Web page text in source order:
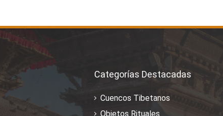
Categorías Destacadas
Cuencos Tibetanos
Objetos Rituales